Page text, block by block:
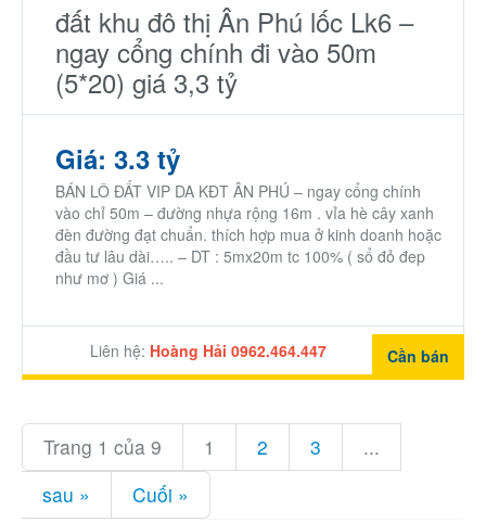
đất khu đô thị Ân Phú lốc Lk6 –
ngay cổng chính đi vào 50m
(5*20) giá 3,3 tỷ
Giá: 3.3 tỷ
BÁN LÔ ĐẤT VIP DA KĐT ÂN PHÚ – ngay cổng chính
vào chỉ 50m – đường nhựa rộng 16m . vỉa hè cây xanh
đèn đường đạt chuẩn. thích hợp mua ở kinh doanh hoặc
đầu tư lâu dài….. – DT : 5mx20m tc 100% ( sổ đỏ đep
như mơ ) Giá ...
Liên hệ: Hoàng Hải 0962.464.447 Cần bán
Trang 1 của 9 1 2 3
...
sau »
Cuối »